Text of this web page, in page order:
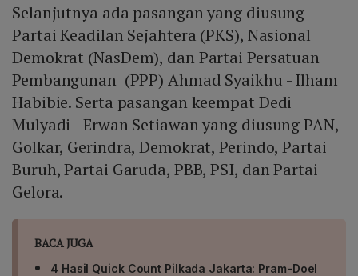
Selanjutnya ada pasangan yang diusung
Partai Keadilan Sejahtera (PKS), Nasional
Demokrat (NasDem), dan Partai Persatuan
Pembangunan (PPP) Ahmad Syaikhu - Ilham
Habibie. Serta pasangan keempat Dedi
Mulyadi - Erwan Setiawan yang diusung PAN,
Golkar, Gerindra, Demokrat, Perindo, Partai
Buruh, Partai Garuda, PBB, PSI, dan Partai
Gelora.
BACA JUGA
4 Hasil Quick Count Pilkada Jakarta: Pram-Doel